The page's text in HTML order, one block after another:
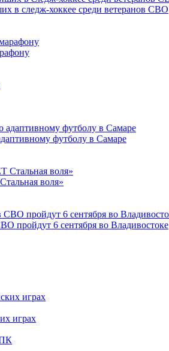
в следж-хоккее среди ветеранов СВО
футболу в Самаре
воля»
пройдут 6 сентября во Владивостоке
играх